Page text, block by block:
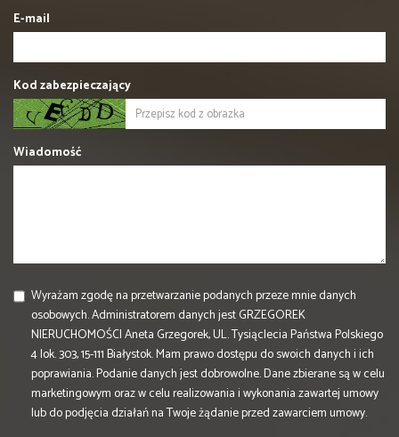
E-mail
Kod zabezpieczający
Wiadomość
Wyrażam zgodę na przetwarzanie podanych przeze mnie danych
osobowych. Administratorem danych jest GRZEGOREK
NIERUCHOMOŚCI Aneta Grzegorek, UL. Tysiąclecia Państwa Polskiego
4 lok. 303, 15-111 Białystok. Mam prawo dostępu do swoich danych i ich
poprawiania. Podanie danych jest dobrowolne. Dane zbierane są w celu
marketingowym oraz w celu realizowania i wykonania zawartej umowy
lub do podjęcia działań na Twoje żądanie przed zawarciem umowy.